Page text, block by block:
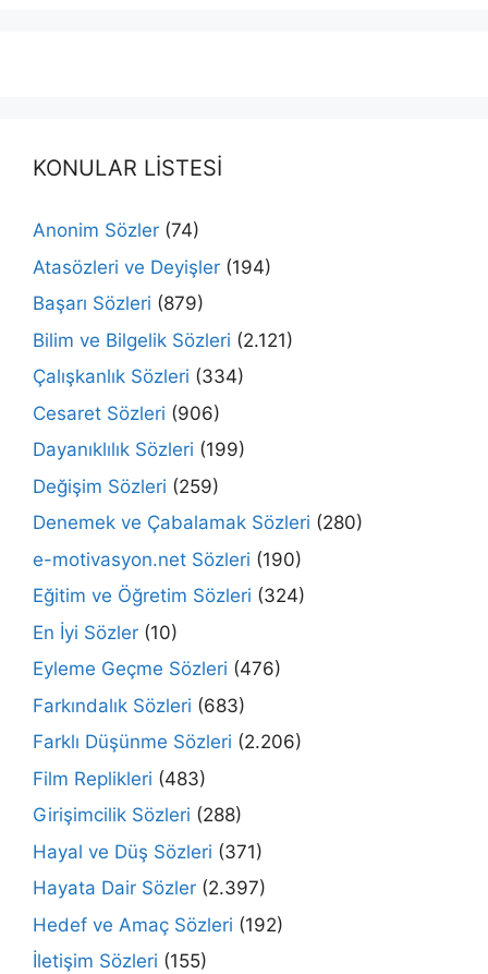
KONULAR LİSTESİ
Anonim Sözler (74)
Atasözleri ve Deyişler (194)
Başarı Sözleri (879)
Bilim ve Bilgelik Sözleri (2.121)
Çalışkanlık Sözleri (334)
Cesaret Sözleri (906)
Dayanıklılık Sözleri (199)
Değişim Sözleri (259)
Denemek ve Çabalamak Sözleri (280)
e-motivasyon.net Sözleri (190)
Eğitim ve Öğretim Sözleri (324)
En İyi Sözler (10)
Eyleme Geçme Sözleri (476)
Farkındalık Sözleri (683)
Farklı Düşünme Sözleri (2.206)
Film Replikleri (483)
Girişimcilik Sözleri (288)
Hayal ve Düş Sözleri (371)
Hayata Dair Sözler (2.397)
Hedef ve Amaç Sözleri (192)
İletişim Sözleri (155)